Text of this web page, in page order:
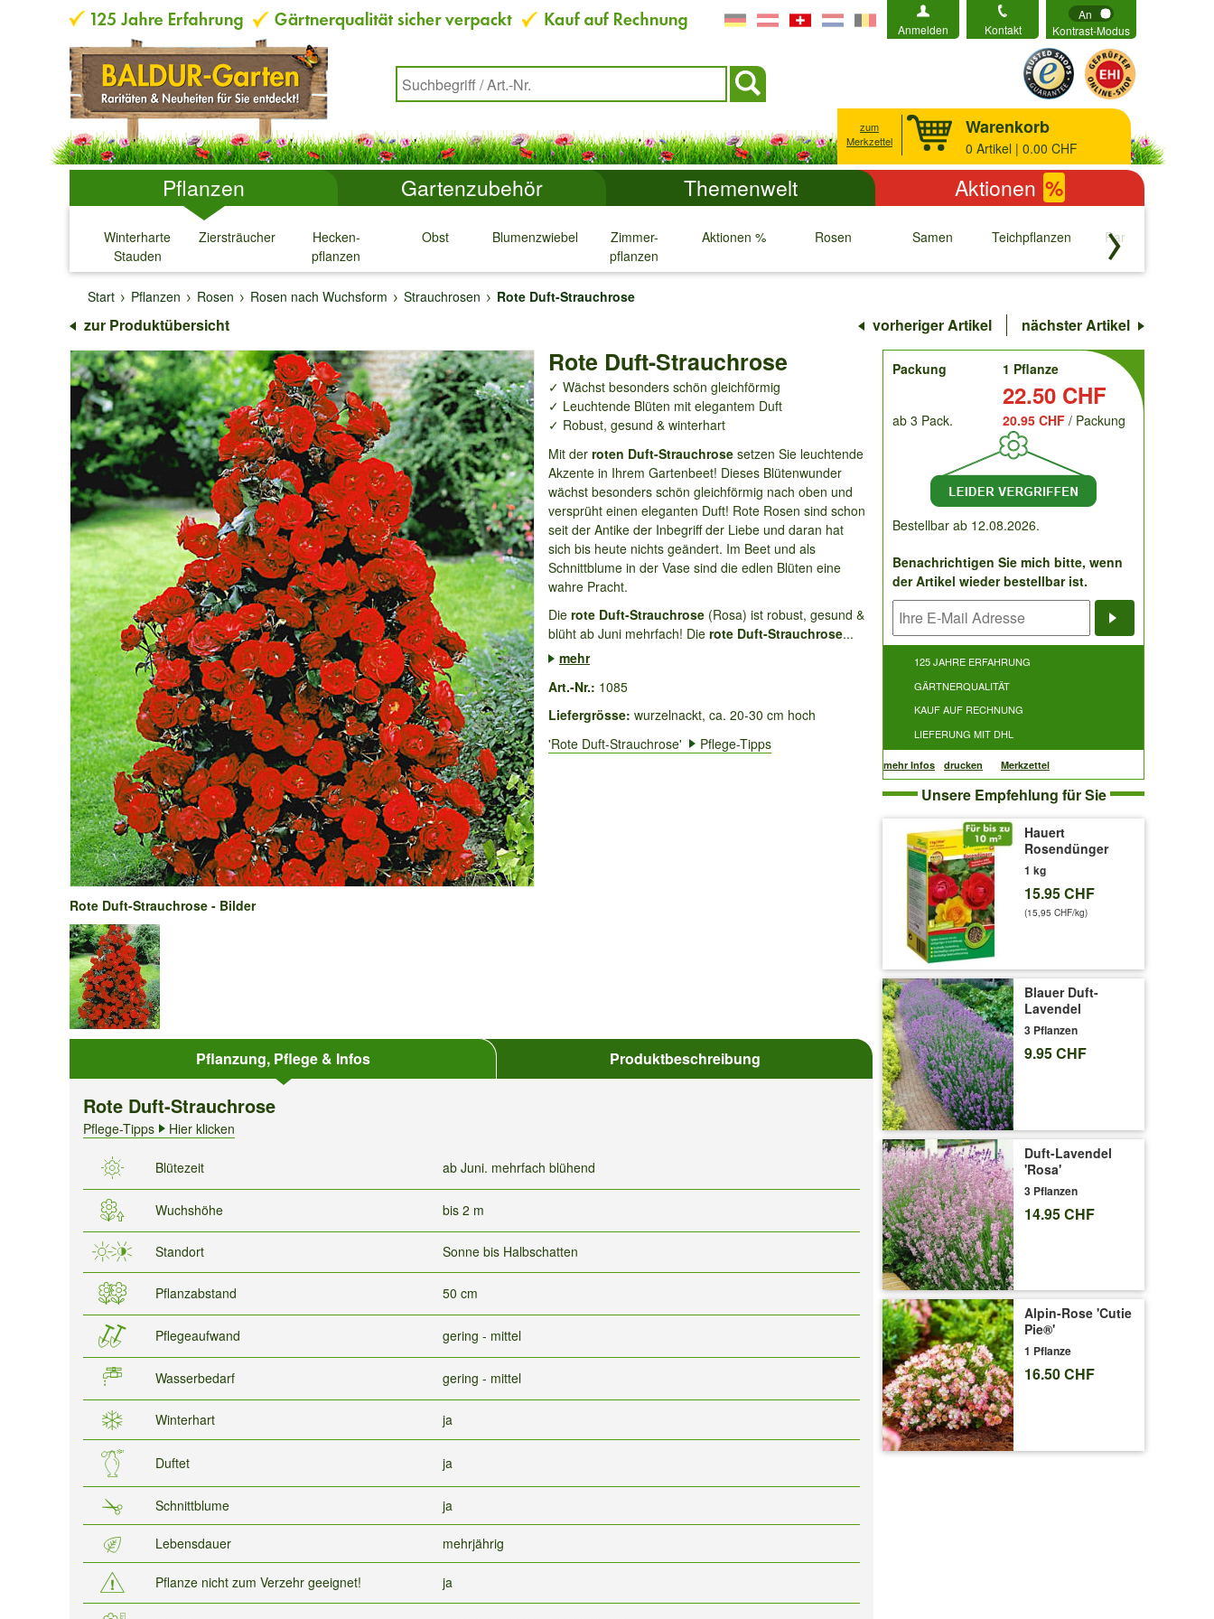
Anmelden Kontakt
An
Kontrast-Modus
zum
Merkzettel
Warenkorb
0 Artikel | 0.00 CHF
Pflanzen Gartenzubehör Themenwelt Aktionen %
Winterharte
Stauden
↓
Ziersträucher
↓
Hecken-
pflanzen
↓
Obst
↓
Blumenzwiebeln
↓
Zimmer-
pflanzen
↓
Aktionen %
↓
Rosen
↓
Samen
↓
Teichpflanzen
↓
Raritäten
↓
Start
Pflanzen Rosen Rosen nach Wuchsform Strauchrosen Rote Duft-Strauchrose
zur Produktübersicht vorheriger Artikel nächster Artikel
Rote Duft-Strauchrose
✓ Wächst besonders schön gleichförmig
✓ Leuchtende Blüten mit elegantem Duft
✓ Robust, gesund & winterhart
Mit der roten Duft-Strauchrosesetzen Sie leuchtende
Akzente in Ihrem Gartenbeet! Dieses Blütenwunder
wächst besonders schön gleichförmig nach oben und
versprüht einen eleganten Duft! Rote Rosen sind schon
seit der Antike der Inbegriff der Liebe und daran hat
sich bis heute nichts geändert. Im Beet und als
Schnittblume in der Vase sind die edlen Blüten eine
wahre Pracht.
Die rote Duft-Strauchrose(Rosa) ist robust, gesund &
blüht ab Juni mehrfach! Die rote Duft-Strauchrose...
mehr
Art.-Nr.: 1085
Liefergrösse: wurzelnackt, ca. 20-30 cm hoch
'Rote Duft-Strauchrose'
Pflege-Tipps
Rote Duft-Strauchrose - Bilder
Pflanzung, Pflege & Infos Produktbeschreibung
Rote Duft-Strauchrose
Pflege-Tipps Hier klicken
Blütezeit ab Juni. mehrfach blühend
Wuchshöhe bis 2 m
Standort Sonne bis Halbschatten
Pflanzabstand 50 cm
Pflegeaufwand gering - mittel
Wasserbedarf gering - mittel
Winterhart ja
Duftet ja
Schnittblume ja
Lebensdauer mehrjährig
Pflanze nicht zum Verzehr geeignet! ja
order
Packung
1 Pflanze
22.50 CHF
ab 3 Pack. 20.95 CHF / Packung
Bestellbar ab 12.08.2026.
Benachrichtigen Sie mich bitte, wenn
der Artikel wieder bestellbar ist.
125 JAHRE ERFAHRUNG
GÄRTNERQUALITÄT
KAUF AUF RECHNUNG
LIEFERUNG MIT DHL
mehr Infos drucken Merkzettel
Unsere Empfehlung für Sie
Hauert
Rosendünger
1 kg
15.95 CHF
(15,95 CHF/kg)
Blauer Duft-
Lavendel
3 Pflanzen
9.95 CHF
Duft-Lavendel
'Rosa'
3 Pflanzen
14.95 CHF
Alpin-Rose 'Cutie
Pie®'
1 Pflanze
16.50 CHF